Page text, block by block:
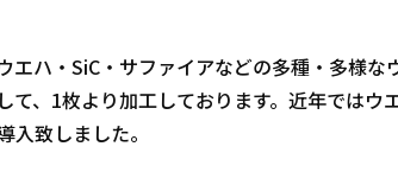
ハ・SiC・サファイアなどの多種・多様な
て、1枚より加工しております。近年ではウ
致しました。